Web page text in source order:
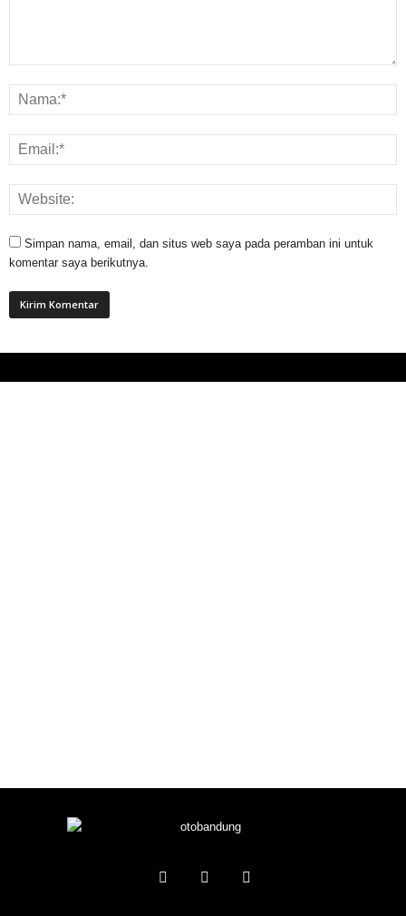
Simpan nama, email, dan situs web saya pada peramban ini untuk
komentar saya berikutnya.